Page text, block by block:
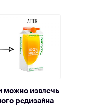
можно извлечь
редизайна